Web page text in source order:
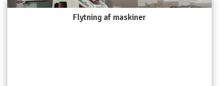
Flytning af maskiner